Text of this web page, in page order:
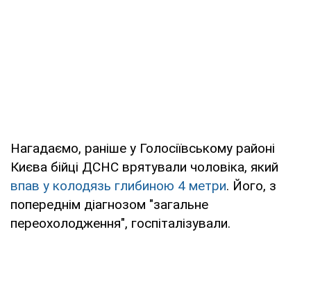
Нагадаємо, раніше у Голосіївському районі
Києва бійці ДСНС врятували чоловіка, який
впав у колодязь глибиною 4 метри. Його, з
попереднім діагнозом "загальне
переохолодження", госпіталізували.